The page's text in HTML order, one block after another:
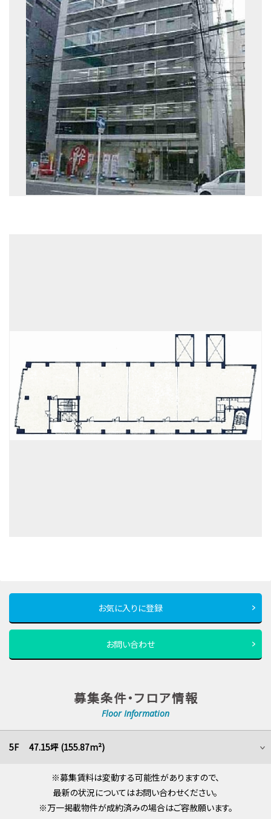
お気に入りに登録
お問い合わせ
募集条件・フロア情報
Floor Information
5F 47.15坪 (155.87m²)
※募集賃料は変動する可能性がありますので、
最新の状況についてはお問い合わせください。
※万一掲載物件が成約済みの場合はご容赦願います。